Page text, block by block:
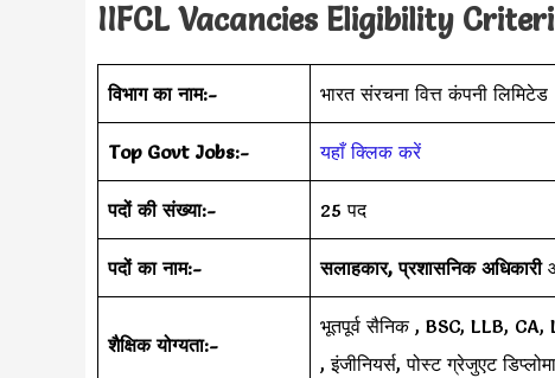
IIFCL Vacancies Eligibility
विभाग का नाम:- भारत संरचना वित्त कंपनी लिमिटेड
Top Govt Jobs:- यहाँ क्लिक करें
पदों की संख्या:- 25 पद
पदों का नाम:- सलाहकार, प्रशासनिक अधिकारी
शैक्षिक योग्यता:-
भूतपूर्व सैनिक , BSC, LLB,
, इंजीनियर्स, पोस्ट ग्रेजुएट डिप्लोमा